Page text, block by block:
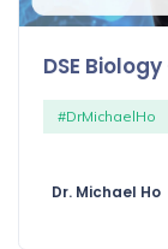
DSE
#DrMichaelHo
Dr. Michael Ho